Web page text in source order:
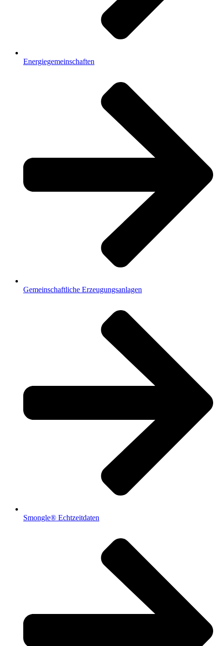
Energiegemeinschaften
Gemeinschaftliche Erzeugungsanlagen
Smongle® Echtzeitdaten